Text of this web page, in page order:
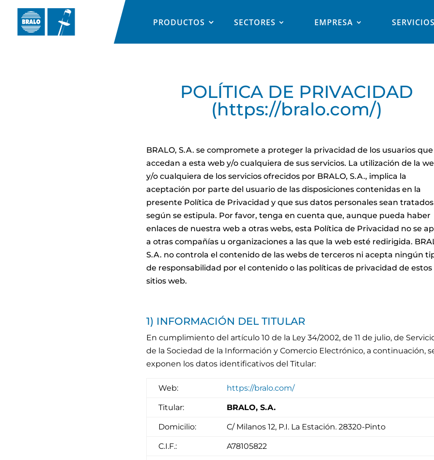
PRODUCTOS SECTORES EMPRESA SERVICIOS
POLÍTICA DE PRIVACIDAD
(https://bralo.com/)
BRALO, S.A. se compromete a proteger la privacidad de los usuarios que
accedan a esta web y/o cualquiera de sus servicios. La utilización de la
y/o cualquiera de los servicios ofrecidos por BRALO, S.A., implica la
aceptación por parte del usuario de las disposiciones contenidas en la
presente Política de Privacidad y que sus datos personales sean tratados
según se estipula. Por favor, tenga en cuenta que, aunque pueda haber
enlaces de nuestra web a otras webs, esta Política de Privacidad no se
a otras compañías u organizaciones a las que la web esté redirigida.
S.A. no controla el contenido de las webs de terceros ni acepta ningún
de responsabilidad por el contenido o las políticas de privacidad de estos
sitios web.
1) INFORMACIÓN DEL TITULAR
En cumplimiento del artículo 10 de la Ley 34/2002, de 11 de julio, de
de la Sociedad de la Información y Comercio Electrónico, a continuación,
exponen los datos identificativos del Titular:
Web: https://bralo.com/
Titular: BRALO, S.A.
Domicilio: C/ Milanos 12, P.I. La Estación. 28320-Pinto
C.I.F.: A78105822